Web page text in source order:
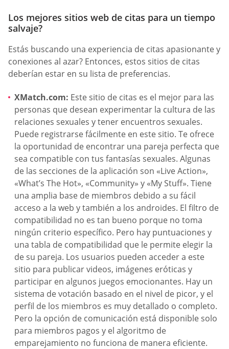
Los mejores sitios web de citas para un tiempo
salvaje?
Estás buscando una experiencia de citas apasionante y
conexiones al azar? Entonces, estos sitios de citas
deberían estar en su lista de preferencias.
XMatch.com: Este sitio de citas es el mejor para las
personas que desean experimentar la cultura de las
relaciones sexuales y tener encuentros sexuales.
Puede registrarse fácilmente en este sitio. Te ofrece
la oportunidad de encontrar una pareja perfecta que
sea compatible con tus fantasías sexuales. Algunas
de las secciones de la aplicación son «Live Action»,
«What’s The Hot», «Community» y «My Stuff». Tiene
una amplia base de miembros debido a su fácil
acceso a la web y también a los androides. El filtro de
compatibilidad no es tan bueno porque no toma
ningún criterio específico. Pero hay puntuaciones y
una tabla de compatibilidad que le permite elegir la
de su pareja. Los usuarios pueden acceder a este
sitio para publicar videos, imágenes eróticas y
participar en algunos juegos emocionantes. Hay un
sistema de votación basado en el nivel de picor, y el
perfil de los miembros es muy detallado o completo.
Pero la opción de comunicación está disponible solo
para miembros pagos y el algoritmo de
emparejamiento no funciona de manera eficiente.